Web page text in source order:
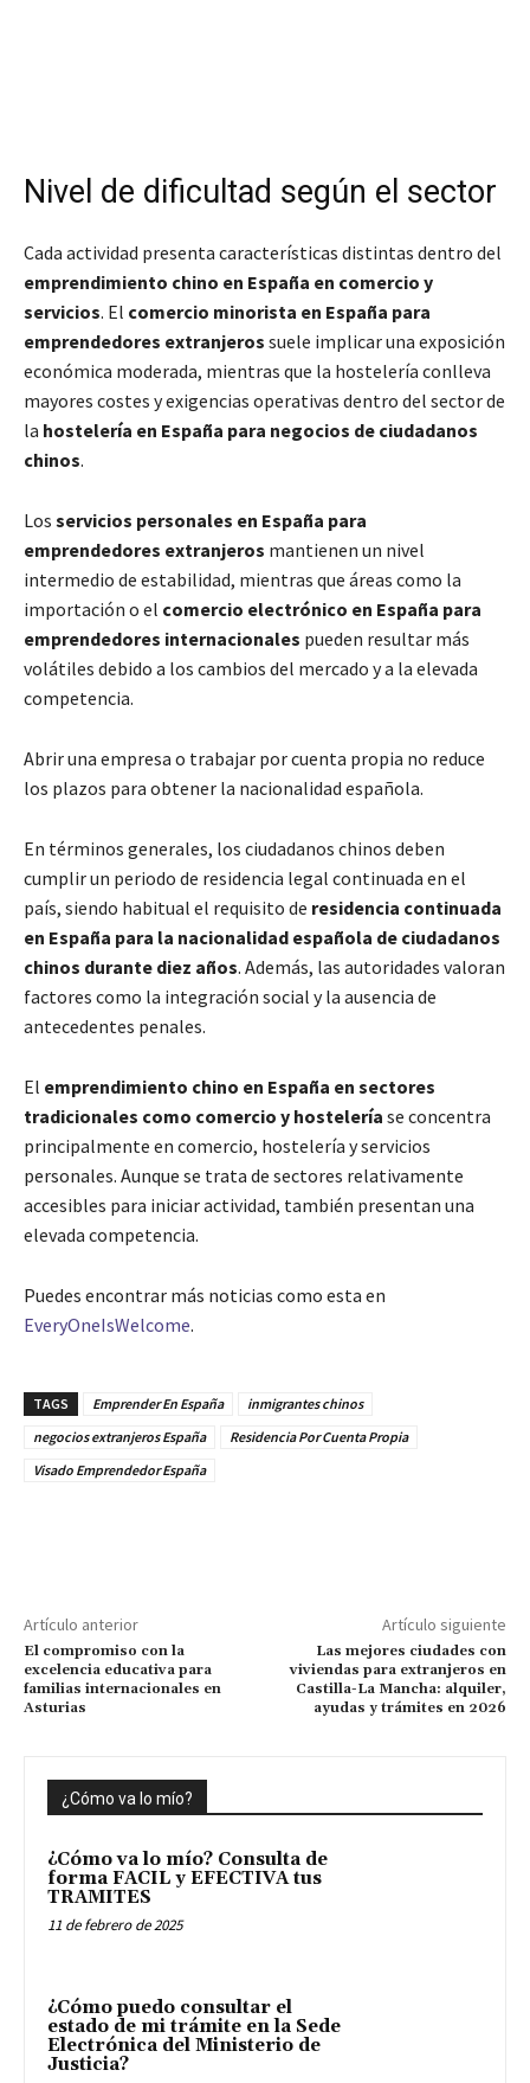
Nivel de dificultad según el sector
Cada actividad presenta características distintas dentro del
emprendimiento chino en España en comercio y
servicios. El comercio minorista en España para
emprendedores extranjeros suele implicar una exposición
económica moderada, mientras que la hostelería conlleva
mayores costes y exigencias operativas dentro del sector de
la hostelería en España para negocios de ciudadanos
chinos.
Los servicios personales en España para
emprendedores extranjeros mantienen un nivel
intermedio de estabilidad, mientras que áreas como la
importación o el comercio electrónico en España para
emprendedores internacionales pueden resultar más
volátiles debido a los cambios del mercado y a la elevada
competencia.
Abrir una empresa o trabajar por cuenta propia no reduce
los plazos para obtener la nacionalidad española.
En términos generales, los ciudadanos chinos deben
cumplir un periodo de residencia legal continuada en el
país, siendo habitual el requisito de residencia continuada
en España para la nacionalidad española de ciudadanos
chinos durante diez años. Además, las autoridades valoran
factores como la integración social y la ausencia de
antecedentes penales.
El emprendimiento chino en España en sectores
tradicionales como comercio y hostelería se concentra
principalmente en comercio, hostelería y servicios
personales. Aunque se trata de sectores relativamente
accesibles para iniciar actividad, también presentan una
elevada competencia.
Puedes encontrar más noticias como esta en
EveryOneIsWelcome.
TAGS Emprender En España
inmigrantes chinos
negocios extranjeros España
Residencia Por Cuenta Propia
Visado Emprendedor España
Artículo anterior
El compromiso con la
excelencia educativa para
familias internacionales en
Asturias
Artículo siguiente
Las mejores ciudades con
viviendas para extranjeros en
Castilla-La Mancha: alquiler,
ayudas y trámites en 2026
¿Cómo va lo mío?
¿Cómo va lo mío? Consulta de
forma FACIL y EFECTIVA tus
TRAMITES
11 de febrero de 2025
¿Cómo puedo consultar el
estado de mi trámite en la Sede
Electrónica del Ministerio de
Justicia?